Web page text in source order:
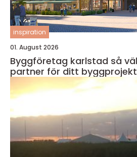
inspiration
01. August 2026
Byggföretag karlstad så väljer du rätt
partner för ditt byggprojekt